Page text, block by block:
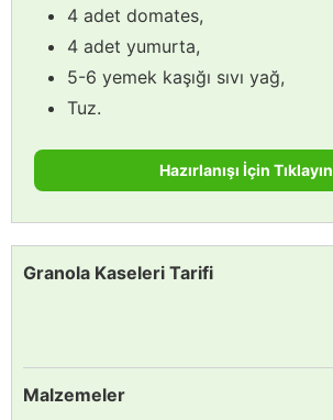
4 adet domates,
4 adet yumurta,
5-6 yemek kaşığı sıvı yağ,
Tuz.
Hazırlanışı İçin Tıklayın
Granola Kaseleri Tarifi
Malzemeler